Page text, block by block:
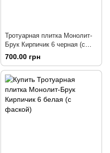
Тротуарная плитка Монолит-
Брук Кирпичик 6 черная (с
фаской)
700.00 грн